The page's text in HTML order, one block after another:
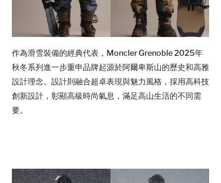
作為滑雪裝備的經典代表，Moncler Grenoble 2025年
秋冬系列進一步重申品牌起源於阿爾卑斯山的歷史和高雅
設計理念。設計則融合超卓表現與魅力風格，採用高科技
創新設計，彰顯高級時尚氣息，滿足高山生活的不同需
要。